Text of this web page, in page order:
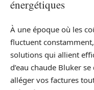
énergétiques
À une époque où les
fluctuent
solutions qui allient
d’eau chaude Bluker
alléger vos factures